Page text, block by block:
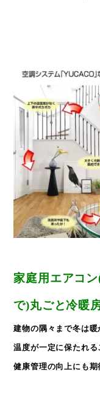
家庭用エアコ
で)丸ごと冷暖
建物の隅々まで冬は暖
温度が一定に保たれ
健康管理の向上にも期